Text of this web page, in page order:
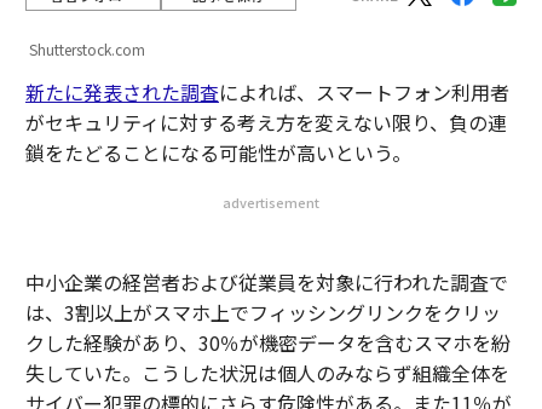
Shutterstock.com
新たに発表された調査によれば、スマートフォン利用者
がセキュリティに対する考え方を変えない限り、負の連
鎖をたどることになる可能性が高いという。
advertisement
中小企業の経営者および従業員を対象に行われた調査で
は、3割以上がスマホ上でフィッシングリンクをクリッ
クした経験があり、30％が機密データを含むスマホを紛
失していた。こうした状況は個人のみならず組織全体を
サイバー犯罪の標的にさらす危険性がある。また11％が